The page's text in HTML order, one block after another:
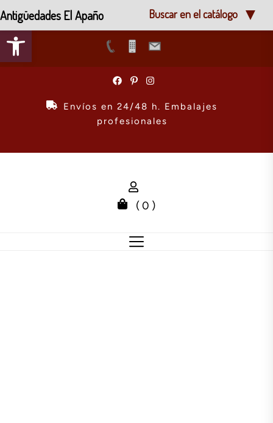
Abrir barra de herramientas
Envíos en 24/48 h. Embalajes
profesionales
( 0 )
Antigüedades El Apaño Buscar en el catálogo